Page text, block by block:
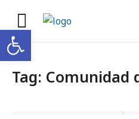
Abrir barra de herramientas
Tag: Comunidad